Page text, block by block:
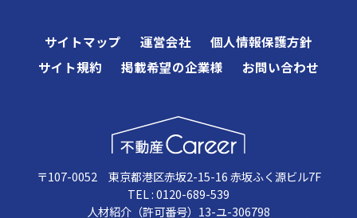
サイトマップ 運営会社
個人情報保護方針
サイト規約
掲載希望の企業様 お問い合わせ
〒107-0052 東京都港区赤坂2-15-16 赤坂ふく源ビル7F
TEL : 0120-689-539
人材紹介（許可番号）13-ユ-306798